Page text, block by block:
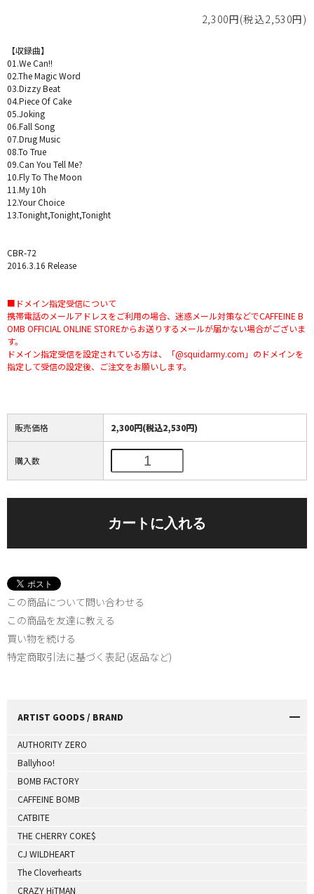
2,300円(税込2,530円)
【収録曲】
01.We Can!!
02.The Magic Word
03.Dizzy Beat
04.Piece Of Cake
05.Joking
06.Fall Song
07.Drug Music
08.To True
09.Can You Tell Me?
10.Fly To The Moon
11.My 10h
12.Your Choice
13.Tonight,Tonight,Tonight
CBR-72
2016.3.16 Release
■ドメイン指定受信について
携帯電話のメールアドレスをご利用の場合、迷惑メール対策などでCAFFEINE B
OMB OFFICIAL ONLINE STOREからお送りするメールが届かない場合がございま
す。
ドメイン指定受信を設定されている方は、「@squidarmy.com」のドメインを
指定して受信の設定後、ご注文をお願いします。
販売価格 2,300円(税込2,530円)
購入数
この商品について問い合わせる
この商品を友達に教える
買い物を続ける
特定商取引法に基づく表記 (返品など)
ARTIST GOODS / BRAND
AUTHORITY ZERO
Ballyhoo!
BOMB FACTORY
CAFFEINE BOMB
CATBITE
THE CHERRY COKE$
CJ WILDHEART
The Cloverhearts
CRAZY HiTMAN